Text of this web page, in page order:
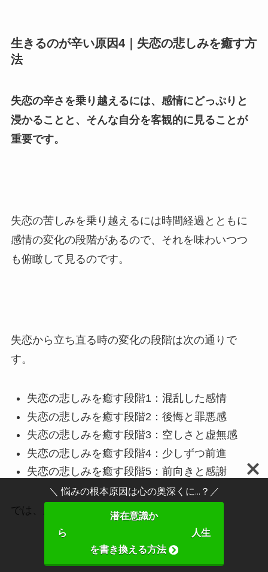
生きるのが辛い原因4｜失恋の悲しみを癒す方
法
失恋の辛さを乗り越えるには、感情にどっぷりと
浸かることと、そんな自分を客観的に見ることが
重要です。
失恋の苦しみを乗り越えるには時間経過とともに
感情の変化の段階があるので、それを味わいつつ
も俯瞰して見るのです。
失恋から立ち直る時の変化の段階は次の通りで
す。
失恋の悲しみを癒す段階1：混乱した感情
失恋の悲しみを癒す段階2：後悔と罪悪感
失恋の悲しみを癒す段階3：空しさと虚無感
失恋の悲しみを癒す段階4：少しずつ前進
失恋の悲しみを癒す段階5：前向きと感謝
では、順を追って説明しますね。
＼ 悩みの根本原因は心の奥深くに...？／
潜在意識か
ら 人生
を書き換える方法